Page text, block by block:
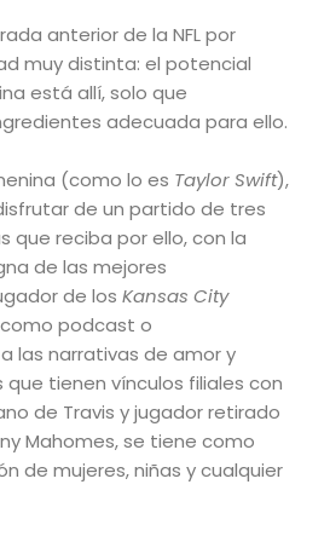
anterior de la NFL por
muy distinta: el potencial
está allí, solo que
adecuada para ello.
(como lo es Taylor Swift),
de un partido de tres
que reciba por ello, con la
de las mejores
de los Kansas City
podcast o
las narrativas de amor y
tienen vínculos filiales con
de Travis y jugador retirado
Mahomes, se tiene como
de mujeres, niñas y cualquier